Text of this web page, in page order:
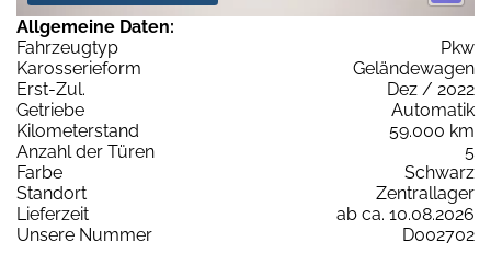
Allgemeine Daten:
Fahrzeugtyp
Pkw
Karosserieform
Geländewagen
Erst-Zul.
Dez / 2022
Getriebe
Automatik
Kilometerstand
59.000 km
Anzahl der Türen
5
Farbe
Schwarz
Standort
Zentrallager
Lieferzeit
ab ca. 10.08.2026
Unsere Nummer
D002702